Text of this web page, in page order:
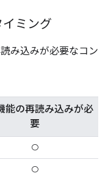
ミング
み込みが必要なコン
能の再読み込みが必
要
○
○